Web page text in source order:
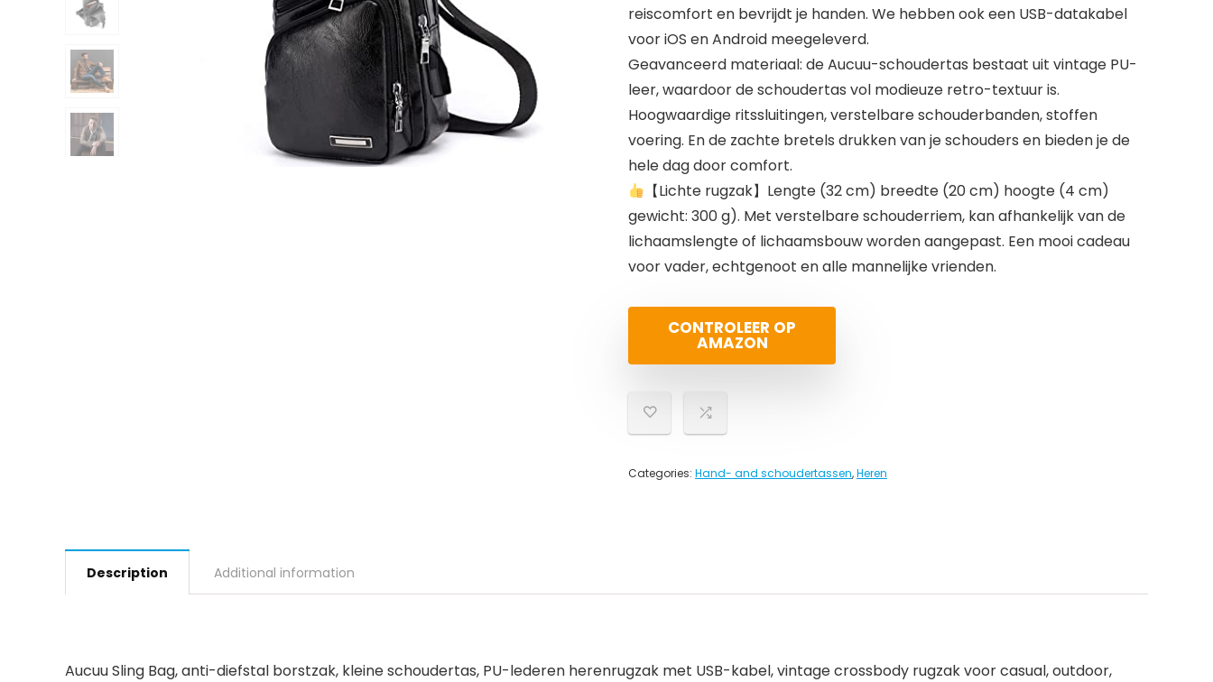
reiscomfort en bevrijdt je handen. We hebben ook een USB-datakabel
voor iOS en Android meegeleverd.
Geavanceerd materiaal: de Aucuu-schoudertas bestaat uit vintage PU-
leer, waardoor de schoudertas vol modieuze retro-textuur is.
Hoogwaardige ritssluitingen, verstelbare schouderbanden, stoffen
voering. En de zachte bretels drukken van je schouders en bieden je de
hele dag door comfort.
【Lichte rugzak】Lengte (32 cm) breedte (20 cm) hoogte (4 cm)
gewicht: 300 g). Met verstelbare schouderriem, kan afhankelijk van de
lichaamslengte of lichaamsbouw worden aangepast. Een mooi cadeau
voor vader, echtgenoot en alle mannelijke vrienden.
CONTROLEER OP
AMAZON
Categories: Hand- and schoudertassen,Heren
Description Additional information
Aucuu Sling Bag, anti-diefstal borstzak, kleine schoudertas, PU-lederen herenrugzak met USB-kabel, vintage crossbody rugzak voor casual, outdoor,